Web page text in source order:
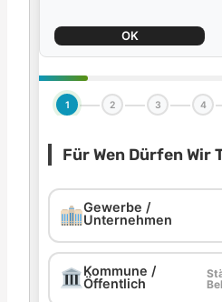
OK
1 2 3 4
Für Wen Dürfen Wir
Gewerbe /
Unternehmen
Kommune /
Öffentlich